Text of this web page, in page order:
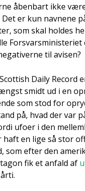
åben­bart ikke
er kun nav­ne­ne
som skal hol­des
For­svars­mi­ni­ste­ri­et
til avi­sen?
Daily Record
smidt ud i en
som stod for
på, hvad der var
ufo­er i den
haft en lige så stor
som efter den
fik et anfald af